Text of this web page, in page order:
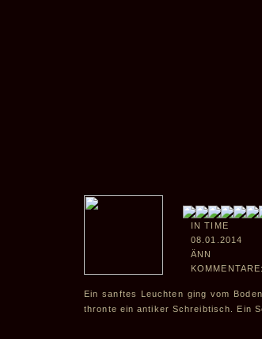
IN TIME
08.01.2014
ÄNN
Ein sanftes Leuchten ging vom
thronte ein antiker Schreibtisch. Ein